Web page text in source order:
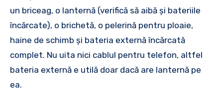
un briceag, o lanternă (verifică să aibă și bateriile
încărcate), o brichetă, o pelerină pentru ploaie,
haine de schimb și bateria externă încărcată
complet. Nu uita nici cablul pentru telefon, altfel
bateria externă e utilă doar dacă are lanternă pe
ea.